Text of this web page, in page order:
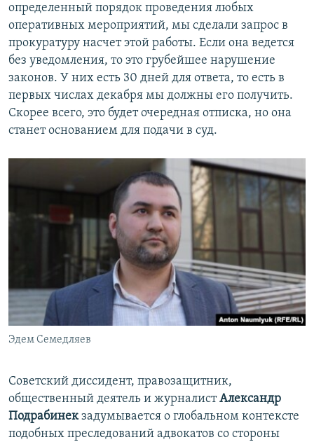
определенный порядок проведения любых
оперативных мероприятий, мы сделали запрос в
прокуратуру насчет этой работы. Если она ведется
без уведомления, то это грубейшее нарушение
законов. У них есть 30 дней для ответа, то есть в
первых числах декабря мы должны его получить.
Скорее всего, это будет очередная отписка, но она
станет основанием для подачи в суд.
Эдем Семедляев
Советский диссидент, правозащитник,
общественный деятель и журналистАлександр
Подрабинекзадумывается о глобальном контексте
подобных преследований адвокатов со стороны